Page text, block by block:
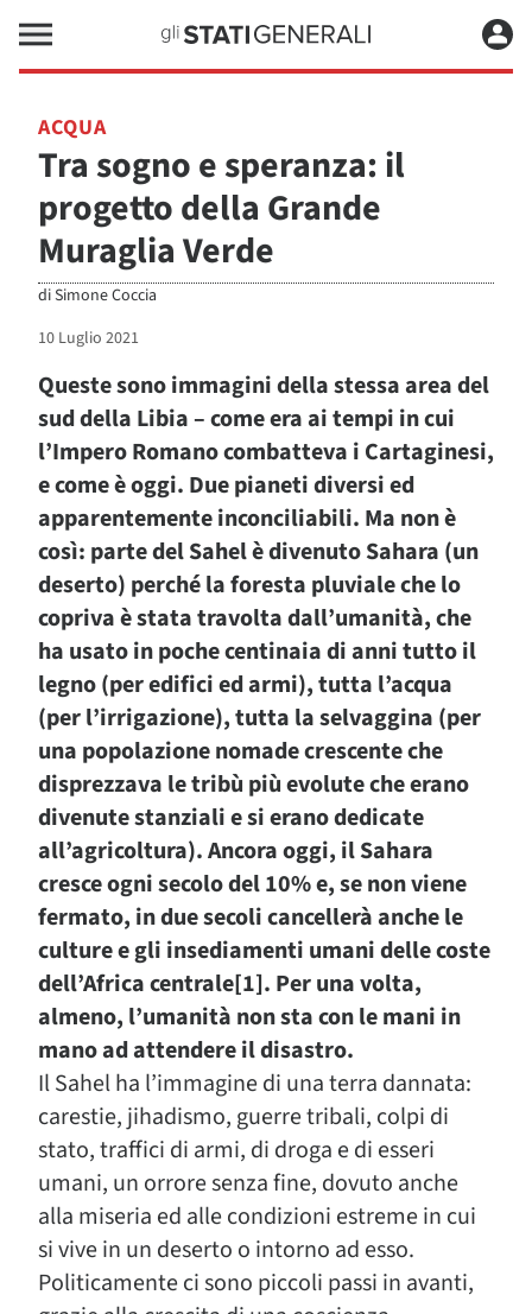
ACQUA
Tra sogno e speranza: il
progetto della Grande
Muraglia Verde
diSimone Coccia
10 Luglio 2021
Queste sono immagini della stessa area del
sud della Libia – come era ai tempi in cui
l’Impero Romano combatteva i Cartaginesi,
e come è oggi. Due pianeti diversi ed
apparentemente inconciliabili. Ma non è
così: parte del Sahel è divenuto Sahara (un
deserto) perché la foresta pluviale che lo
copriva è stata travolta dall’umanità, che
ha usato in poche centinaia di anni tutto il
legno (per edifici ed armi), tutta l’acqua
(per l’irrigazione), tutta la selvaggina (per
una popolazione nomade crescente che
disprezzava le tribù più evolute che erano
divenute stanziali e si erano dedicate
all’agricoltura). Ancora oggi, il Sahara
cresce ogni secolo del 10% e, se non viene
fermato, in due secoli cancellerà anche le
culture e gli insediamenti umani delle coste
dell’Africa centrale[1]. Per una volta,
almeno, l’umanità non sta con le mani in
mano ad attendere il disastro.
Il Sahel ha l’immagine di una terra dannata:
carestie, jihadismo, guerre tribali, colpi di
stato, traffici di armi, di droga e di esseri
umani, un orrore senza fine, dovuto anche
alla miseria ed alle condizioni estreme in cui
si vive in un deserto o intorno ad esso.
Politicamente ci sono piccoli passi in avanti,